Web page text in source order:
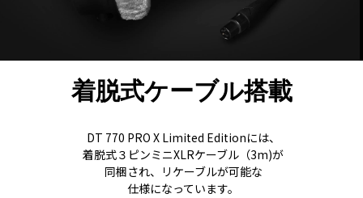
着脱式ケーブル搭載
DT 770 PRO X Limited Editionには、
着脱式３ピンミニXLRケーブル（3m)が
同梱され、リケーブルが可能な
仕様になっています。